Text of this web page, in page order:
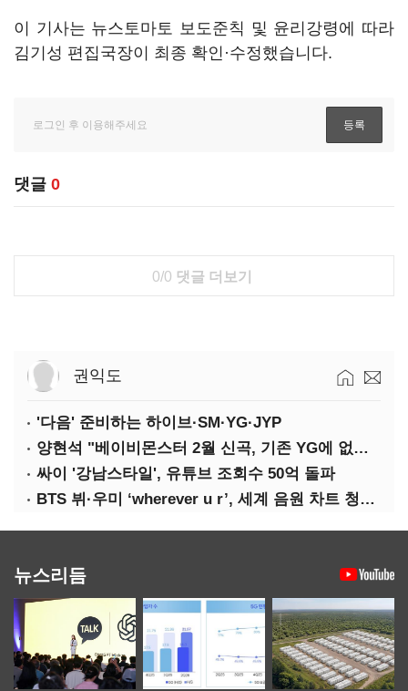
이 기사는 뉴스토마토 보도준칙 및 윤리강령에 따라
김기성 편집국장이 최종 확인·수정했습니다.
댓글 0
0/0 댓글 더보기
권익도
'다음' 준비하는 하이브·SM·YG·JYP
양현석 "베이비몬스터 2월 신곡, 기존 YG에 없던 노래"
싸이 '강남스타일', 유튜브 조회수 50억 돌파
BTS 뷔·우미 ‘wherever u r’, 세계 음원 차트 청신호
뉴스리듬